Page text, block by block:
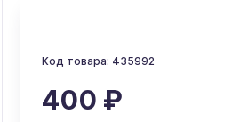
Код товара: 435992
400 ₽